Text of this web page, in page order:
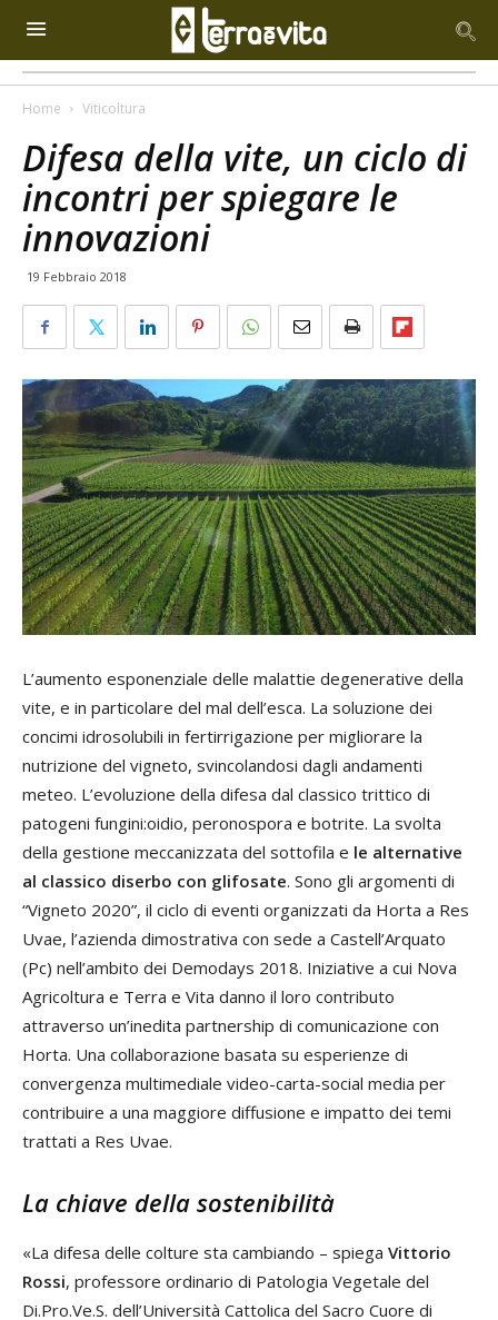
Home Viticoltura
Difesa della vite, un ciclo di
incontri per spiegare le
innovazioni
19 Febbraio 2018
L’aumento esponenziale delle malattie degenerative della
vite, e in particolare del mal dell’esca. La soluzione dei
concimi idrosolubili in fertirrigazione per migliorare la
nutrizione del vigneto, svincolandosi dagli andamenti
meteo. L’evoluzione della difesa dal classico trittico di
patogeni fungini:oidio, peronospora e botrite. La svolta
della gestione meccanizzata del sottofila e le alternative
al classico diserbo con glifosate. Sono gli argomenti di
“Vigneto 2020”, il ciclo di eventi organizzati da Horta a Res
Uvae, l’azienda dimostrativa con sede a Castell’Arquato
(Pc) nell’ambito dei Demodays 2018. Iniziative a cui Nova
Agricoltura e Terra e Vita danno il loro contributo
attraverso un’inedita partnership di comunicazione con
Horta. Una collaborazione basata su esperienze di
convergenza multimediale video-carta-social media per
contribuire a una maggiore diffusione e impatto dei temi
trattati a Res Uvae.
La chiave della sostenibilità
«La difesa delle colture sta cambiando – spiega Vittorio
Rossi, professore ordinario di Patologia Vegetale del
Di.Pro.Ve.S. dell’Università Cattolica del Sacro Cuore di